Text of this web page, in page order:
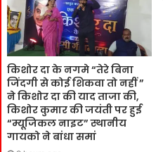
किशोर दा के नगमे “तेरे बिना
जिंदगी से कोई शिकवा तो नहीं ”
ने किशोर दा की याद ताजा की,
किशोर कुमार की जयंती पर हुई
“म्यूजिकल नाइट” स्थानीय
गायको ने बांधा समां